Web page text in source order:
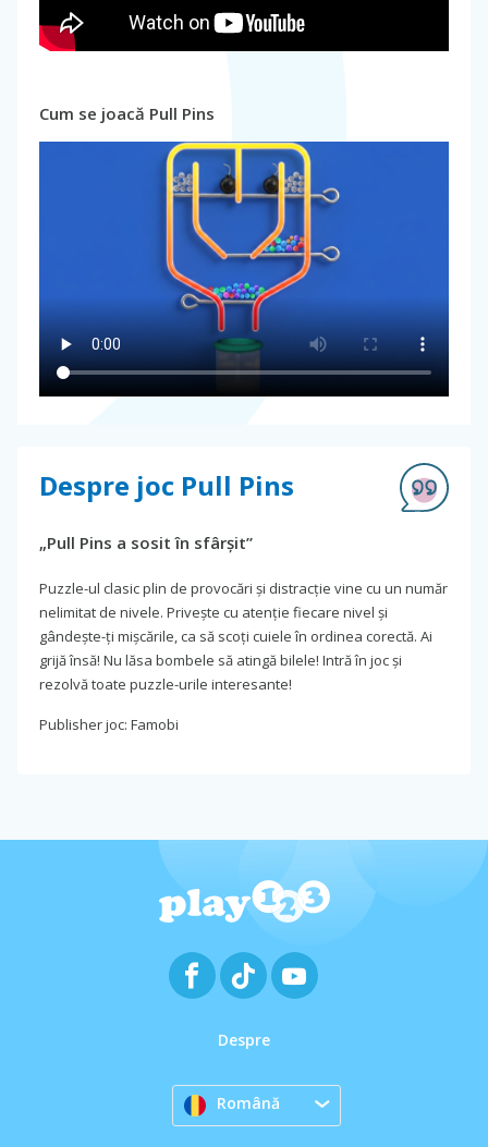
Cum se joacă Pull Pins
Despre joc Pull Pins
„Pull Pins a sosit în sfârșit”
Puzzle-ul clasic plin de provocări și distracție vine cu un număr
nelimitat de nivele. Privește cu atenție fiecare nivel și
gândește-ți mișcările, ca să scoți cuiele în ordinea corectă. Ai
grijă însă! Nu lăsa bombele să atingă bilele! Intră în joc și
rezolvă toate puzzle-urile interesante!
Publisher joc: Famobi
Despre
Română